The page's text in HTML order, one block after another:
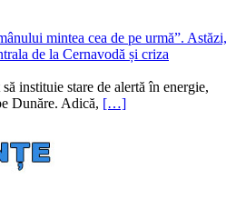
mintea cea de pe urmă”. Astăzi,
de la Cernavodă și criza
instituie stare de alertă în energie,
Dunăre. Adică, […]